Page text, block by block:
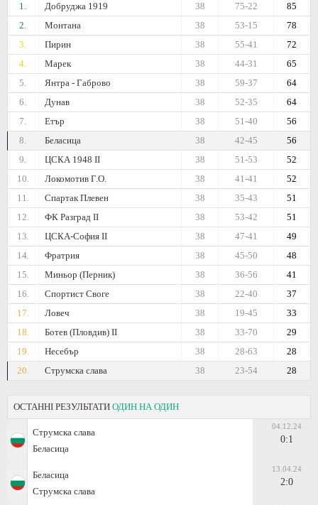
1.
Добруджа 1919 85
75-22
38
2.
Монтана 78
53-15
38
3.
Пирин 72
55-41
38
4.
Марек 65
44-31
38
5.
Янтра - Габрово 64
59-37
38
6.
Дунав 64
52-35
38
7.
Етър 56
51-40
38
8.
Беласица 56
42-45
38
9.
ЦСКА 1948 II 52
51-53
38
10.
Локомотив Г.О. 52
41-41
38
11.
Спартак Плевен 51
35-43
38
12.
ФК Разград II 51
53-42
38
13.
ЦСКА-София II 49
47-41
38
14.
Фратрия 48
45-50
38
15.
Миньор (Перник) 41
36-56
38
16.
Спортист Своге 37
22-40
38
17.
Ловеч 33
19-45
38
18.
Ботев (Пловдив) II 29
33-70
38
19.
Несебър 28
28-63
38
20.
Струмска слава 28
23-54
38
ОСТАННІ РЕЗУЛЬТАТИ ОДИН НА ОДИН
Струмска слава
Беласица
04.12.24
0:1
Беласица
Струмска слава
13.04.24
2:0